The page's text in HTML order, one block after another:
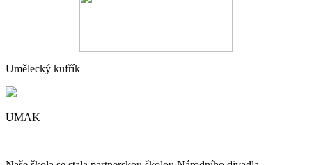
Umělecký kufřík
UMAK